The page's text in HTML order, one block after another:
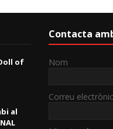
of
al
Contacta
Nom
Correu electrònic